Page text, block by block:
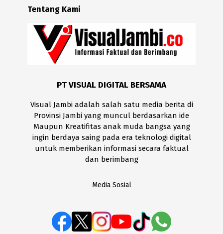
Tentang Kami
PT VISUAL DIGITAL BERSAMA
Visual Jambi adalah salah satu media berita di
Provinsi Jambi yang muncul berdasarkan ide
Maupun Kreatifitas anak muda bangsa yang
ingin berdaya saing pada era teknologi digital
untuk memberikan informasi secara faktual
dan berimbang
Media Sosial